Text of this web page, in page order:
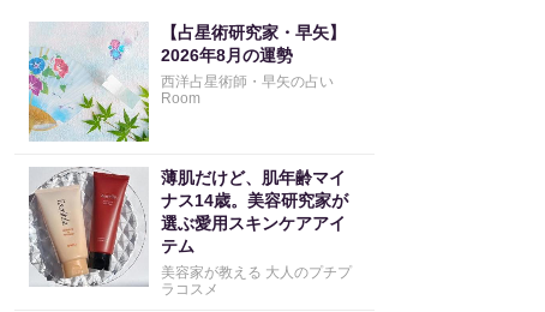
【占星術研究家・早矢】
2026年8月の運勢
西洋占星術師・早矢の占い
Room
薄肌だけど、肌年齢マイ
ナス14歳。美容研究家が
選ぶ愛用スキンケアアイ
テム
美容家が教える 大人のプチプ
ラコスメ